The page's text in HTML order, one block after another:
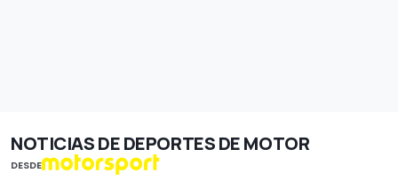
NOTICIAS DE DEPORTES DE MOTOR
DESDE